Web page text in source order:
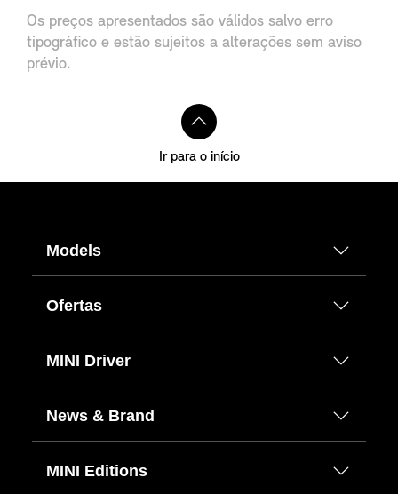
Os preços apresentados são válidos salvo erro
tipográfico e estão sujeitos a alterações sem aviso
prévio.
Ir para o início
Models
Ofertas
MINI Driver
News & Brand
MINI Editions